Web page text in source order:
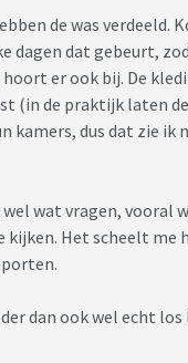
de was verdeeld.
dagen dat gebeurt,
er ook bij. De
(in de praktijk laten
kamers, dus dat zie
wat vragen, vooral
kijken. Het scheelt me
dan ook wel echt